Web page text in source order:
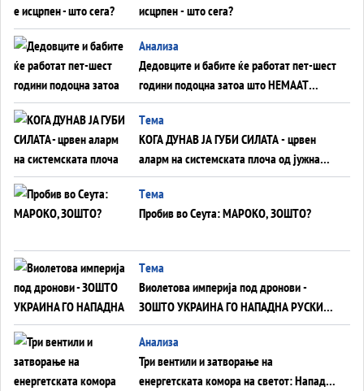
исцрпен - што сега?
Анализа
Дедовците и бабите ќе работат пет-шест
години подоцна затоа што НЕМААТ
ВНУЦИ ДА ГИ ЗАМЕНАТ
Tема
КОГА ДУНАВ ЈА ГУБИ СИЛАТА - црвен
аларм на системската плоча од јужна
Германија до Црното Море...
Tема
Пробив во Сеута: МАРОКО, ЗОШТО?
Tема
Виолетова империја под дронови -
ЗОШТО УКРАИНА ГО НАПАДНА РУСКИОТ
WILDBERRIES
Aнализа
Три вентили и затворање на
енергетската комора на светот: Нападот